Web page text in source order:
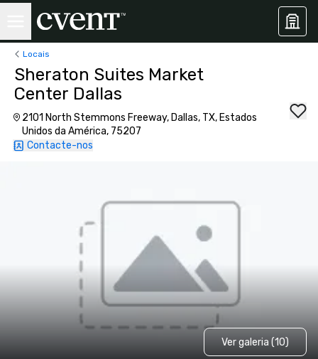
Locais
Sheraton Suites Market
Center Dallas
2101 North Stemmons Freeway, Dallas, TX, Estados
Unidos da América, 75207
Contacte-nos
Ver galeria (10)